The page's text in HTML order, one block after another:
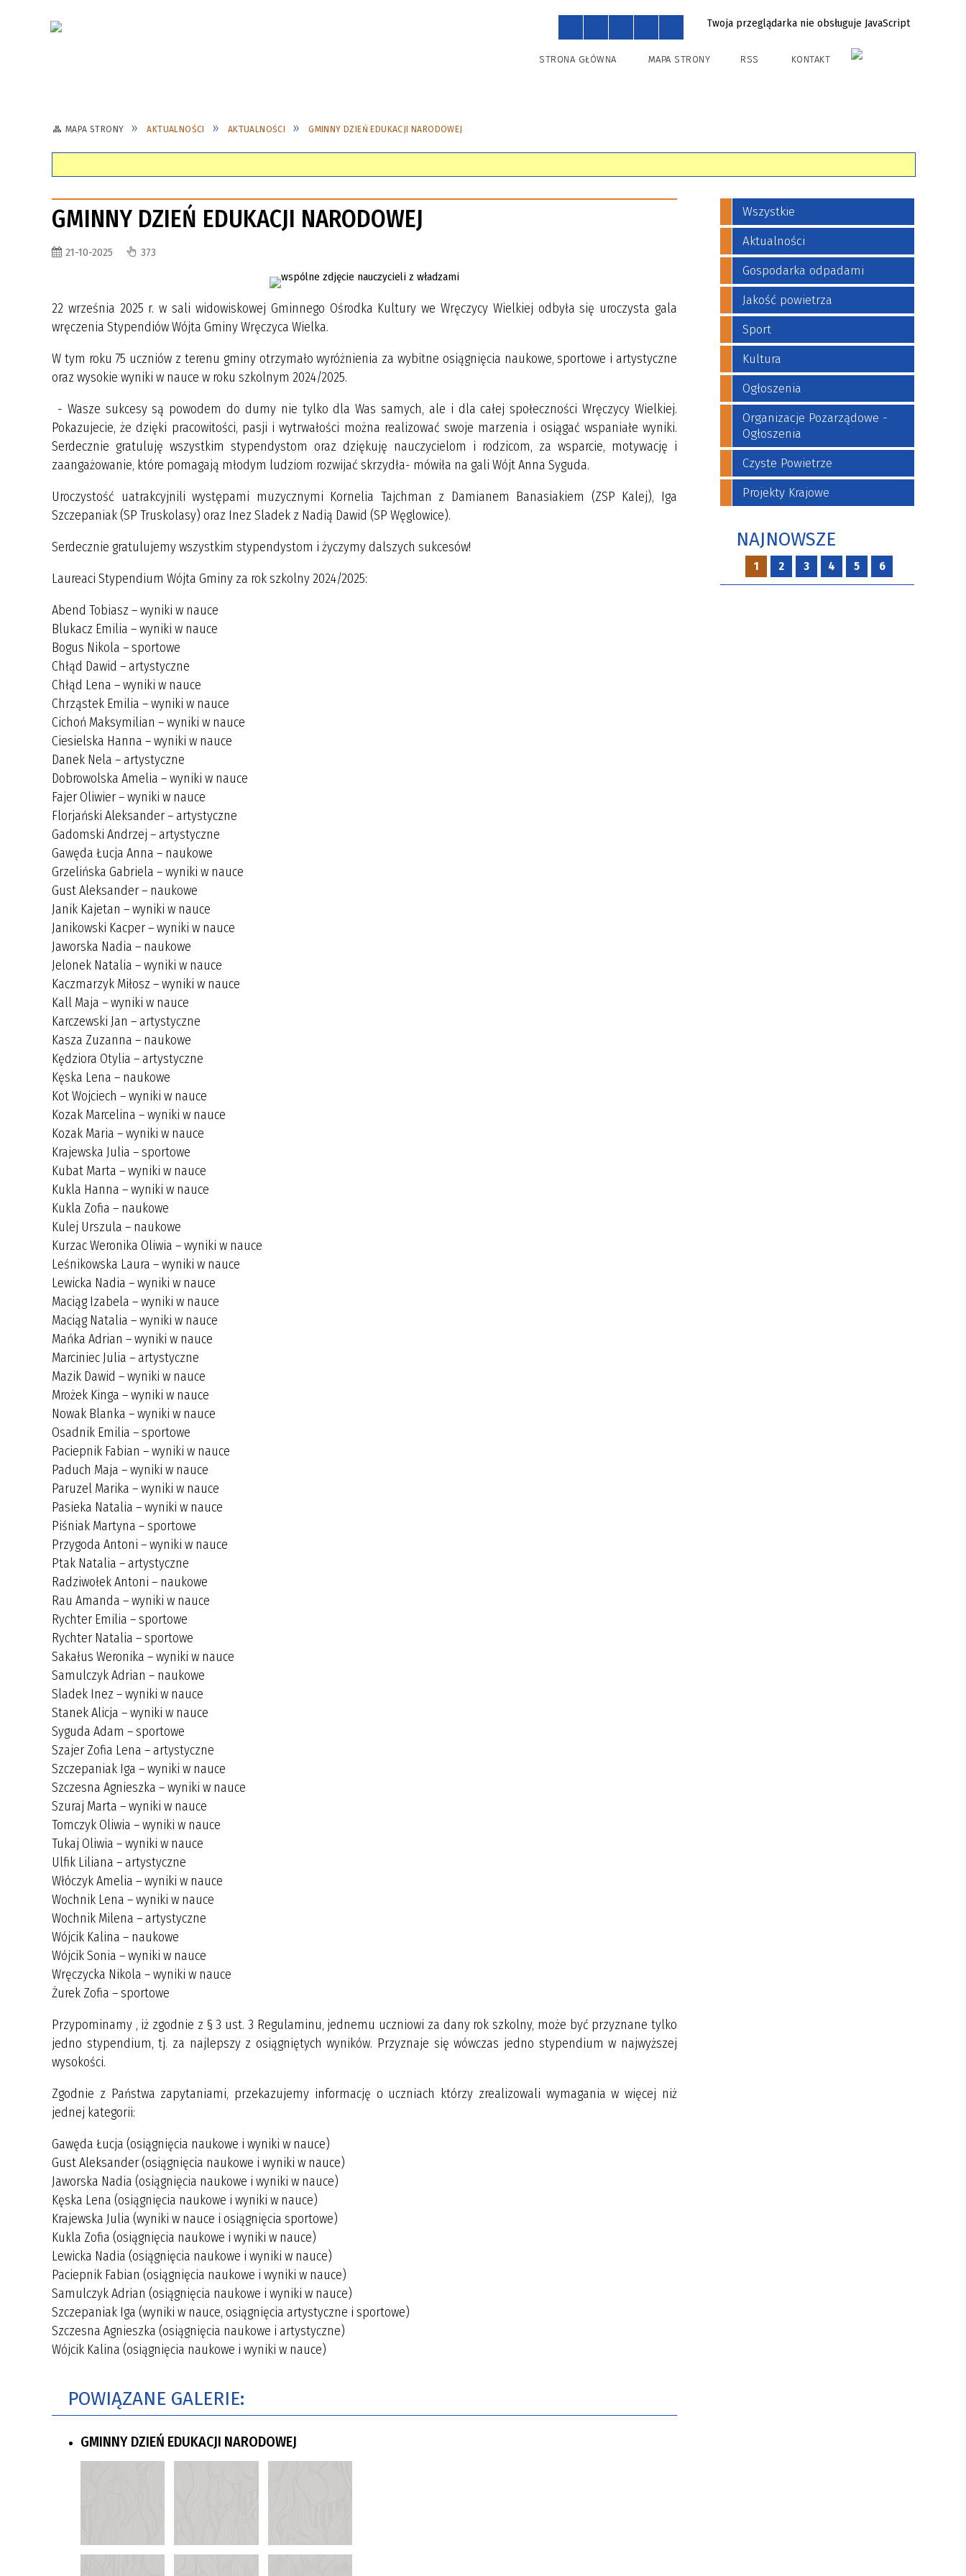
Twoja przeglądarka nie obsługuje JavaScript
STRONA GŁÓWNA MAPA STRONY RSS KONTAKT
MAPA STRONY AKTUALNOŚCI AKTUALNOŚCI GMINNY DZIEŃ EDUKACJI NARODOWEJ
GMINNY DZIEŃ EDUKACJI NARODOWEJ
21-10-2025 373
22 września 2025 r. w sali widowiskowej Gminnego Ośrodka Kultury we Wręczycy Wielkiej odbyła się uroczysta gala
wręczenia Stypendiów Wójta Gminy Wręczyca Wielka.
W tym roku 75 uczniów z terenu gminy otrzymało wyróżnienia za wybitne osiągnięcia naukowe, sportowe i artystyczne
oraz wysokie wyniki w nauce w roku szkolnym 2024/2025.
- Wasze sukcesy są powodem do dumy nie tylko dla Was samych, ale i dla całej społeczności Wręczycy Wielkiej.
Pokazujecie, że dzięki pracowitości, pasji i wytrwałości można realizować swoje marzenia i osiągać wspaniałe wyniki.
Serdecznie gratuluję wszystkim stypendystom oraz dziękuję nauczycielom i rodzicom, za wsparcie, motywację i
zaangażowanie, które pomagają młodym ludziom rozwijać skrzydła- mówiła na gali Wójt Anna Syguda.
Uroczystość uatrakcyjnili występami muzycznymi Kornelia Tajchman z Damianem Banasiakiem (ZSP Kalej), Iga
Szczepaniak (SP Truskolasy) oraz Inez Sladek z Nadią Dawid (SP Węglowice).
Serdecznie gratulujemy wszystkim stypendystom i życzymy dalszych sukcesów!
Laureaci Stypendium Wójta Gminy za rok szkolny 2024/2025:
Abend Tobiasz – wyniki w nauce
Blukacz Emilia – wyniki w nauce
Bogus Nikola – sportowe
Chłąd Dawid – artystyczne
Chłąd Lena – wyniki w nauce
Chrząstek Emilia – wyniki w nauce
Cichoń Maksymilian – wyniki w nauce
Ciesielska Hanna – wyniki w nauce
Danek Nela – artystyczne
Dobrowolska Amelia – wyniki w nauce
Fajer Oliwier – wyniki w nauce
Florjański Aleksander – artystyczne
Gadomski Andrzej – artystyczne
Gawęda Łucja Anna – naukowe
Grzelińska Gabriela – wyniki w nauce
Gust Aleksander – naukowe
Janik Kajetan – wyniki w nauce
Janikowski Kacper – wyniki w nauce
Jaworska Nadia – naukowe
Jelonek Natalia – wyniki w nauce
Kaczmarzyk Miłosz – wyniki w nauce
Kall Maja – wyniki w nauce
Karczewski Jan – artystyczne
Kasza Zuzanna – naukowe
Kędziora Otylia – artystyczne
Kęska Lena – naukowe
Kot Wojciech – wyniki w nauce
Kozak Marcelina – wyniki w nauce
Kozak Maria – wyniki w nauce
Krajewska Julia – sportowe
Kubat Marta – wyniki w nauce
Kukla Hanna – wyniki w nauce
Kukla Zofia – naukowe
Kulej Urszula – naukowe
Kurzac Weronika Oliwia – wyniki w nauce
Leśnikowska Laura – wyniki w nauce
Lewicka Nadia – wyniki w nauce
Maciąg Izabela – wyniki w nauce
Maciąg Natalia – wyniki w nauce
Mańka Adrian – wyniki w nauce
Marciniec Julia – artystyczne
Mazik Dawid – wyniki w nauce
Mrożek Kinga – wyniki w nauce
Nowak Blanka – wyniki w nauce
Osadnik Emilia – sportowe
Paciepnik Fabian – wyniki w nauce
Paduch Maja – wyniki w nauce
Paruzel Marika – wyniki w nauce
Pasieka Natalia – wyniki w nauce
Piśniak Martyna – sportowe
Przygoda Antoni – wyniki w nauce
Ptak Natalia – artystyczne
Radziwołek Antoni – naukowe
Rau Amanda – wyniki w nauce
Rychter Emilia – sportowe
Rychter Natalia – sportowe
Sakałus Weronika – wyniki w nauce
Samulczyk Adrian – naukowe
Sladek Inez – wyniki w nauce
Stanek Alicja – wyniki w nauce
Syguda Adam – sportowe
Szajer Zofia Lena – artystyczne
Szczepaniak Iga – wyniki w nauce
Szczesna Agnieszka – wyniki w nauce
Szuraj Marta – wyniki w nauce
Tomczyk Oliwia – wyniki w nauce
Tukaj Oliwia – wyniki w nauce
Ulfik Liliana – artystyczne
Włóczyk Amelia – wyniki w nauce
Wochnik Lena – wyniki w nauce
Wochnik Milena – artystyczne
Wójcik Kalina – naukowe
Wójcik Sonia – wyniki w nauce
Wręczycka Nikola – wyniki w nauce
Żurek Zofia – sportowe
Przypominamy , iż zgodnie z § 3 ust. 3 Regulaminu, jednemu uczniowi za dany rok szkolny, może być przyznane tylko
jedno stypendium, tj. za najlepszy z osiągniętych wyników. Przyznaje się wówczas jedno stypendium w najwyższej
wysokości.
Zgodnie z Państwa zapytaniami, przekazujemy informację o uczniach którzy zrealizowali wymagania w więcej niż
jednej kategorii:
Gawęda Łucja (osiągnięcia naukowe i wyniki w nauce)
Gust Aleksander (osiągnięcia naukowe i wyniki w nauce)
Jaworska Nadia (osiągnięcia naukowe i wyniki w nauce)
Kęska Lena (osiągnięcia naukowe i wyniki w nauce)
Krajewska Julia (wyniki w nauce i osiągnięcia sportowe)
Kukla Zofia (osiągnięcia naukowe i wyniki w nauce)
Lewicka Nadia (osiągnięcia naukowe i wyniki w nauce)
Paciepnik Fabian (osiągnięcia naukowe i wyniki w nauce)
Samulczyk Adrian (osiągnięcia naukowe i wyniki w nauce)
Szczepaniak Iga (wyniki w nauce, osiągnięcia artystyczne i sportowe)
Szczesna Agnieszka (osiągnięcia naukowe i artystyczne)
Wójcik Kalina (osiągnięcia naukowe i wyniki w nauce)
POWIĄZANE GALERIE:
GMINNY DZIEŃ EDUKACJI NARODOWEJ
Wszystkie
Aktualności
Gospodarka odpadami
Jakość powietrza
Sport
Kultura
Ogłoszenia
Organizacje Pozarządowe -
Ogłoszenia
Czyste Powietrze
Projekty Krajowe
NAJNOWSZE
1 2 3 4 5 6